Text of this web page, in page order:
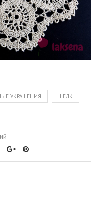
УКРАШЕНИЯ ШЕЛК